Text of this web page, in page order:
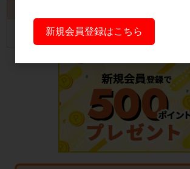
カートは空です
新規会員登録はこちら